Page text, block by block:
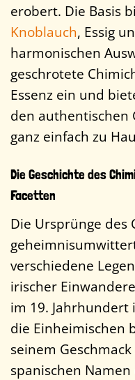
erobert. Die Basis
Knoblauch, Essig
harmonischen
geschrotete
Essenz ein und
den authentischen
ganz einfach zu
Die Geschichte des
Facetten
Die Ursprünge des
verschiedene
irischer
im 19.
die Einheimischen
seinem
spanischen